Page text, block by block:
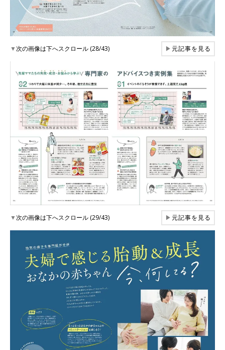
▼次の画像は下へスクロール (28/43) ▶元記事を見る
▼次の画像は下へスクロール (29/43) ▶元記事を見る